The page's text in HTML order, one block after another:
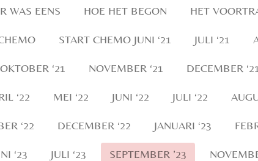
WAS EENS HOE HET BEGON HET
START CHEMO JUNI ‘21 JULI ‘21
‘21 NOVEMBER ‘21 DECEMBER ‘21
‘22 MEI ‘22 JUNI ‘22 JULI ‘22
‘22 DECEMBER ‘22 JANUARI ‘23
‘23 JULI ‘23 SEPTEMBER ’23